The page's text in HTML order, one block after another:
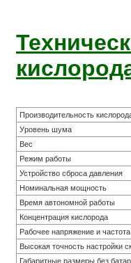
Производительность
Уровень шума
Вес
Режим работы
Устройство сброса давления
Номинальная мощность
Время автономной работы
Концентрация кислорода
Рабочее напряжение и частота
Высокая точность настройки
Габаритные размеры без